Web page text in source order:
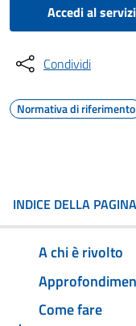
Accedi al
Condividi
Normativa di riferimento
INDICE DELLA PAGINA
A chi è rivolto
Come fare